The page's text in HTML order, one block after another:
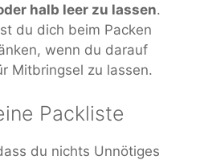
halb leer zu lassen.
du dich beim Packen
wenn du darauf
Mitbringsel zu lassen.
Packliste
du nichts Unnötiges